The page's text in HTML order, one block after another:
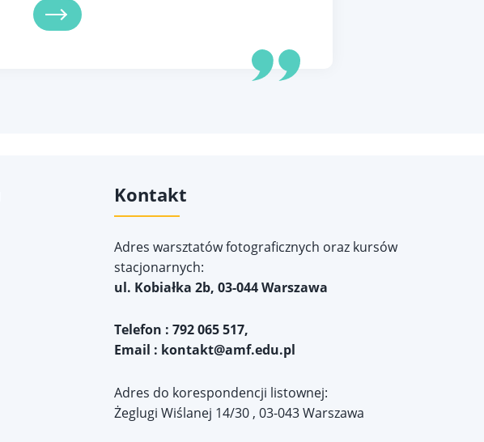
Kontakt
Adres warsztatów fotograficznych oraz kursów
stacjonarnych:
ul. Kobiałka 2b, 03-044 Warszawa
Telefon : 792 065 517,
Email : kontakt@amf.edu.pl
Adres do korespondencji listownej:
Żeglugi Wiślanej 14/30 , 03-043 Warszawa